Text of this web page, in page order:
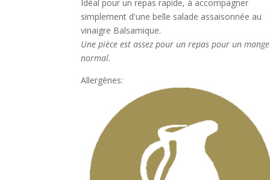
Idéal pour un repas rapide, à accompagner
simplement d'une belle salade assaisonnée au
vinaigre Balsamique.
Une pièce est assez pour un repas pour un
normal.
Allergènes: